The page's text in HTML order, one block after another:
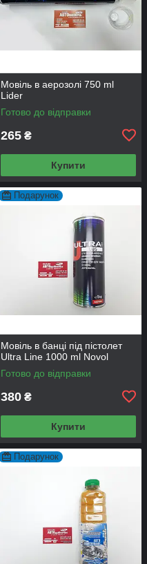
Мовіль в аерозолі 750 ml
Lider
Готово до відправки
265 ₴
Купити
Подарунок
Мовіль в банці під пістолет
Ultra Line 1000 ml Novol
Готово до відправки
380 ₴
Купити
Подарунок